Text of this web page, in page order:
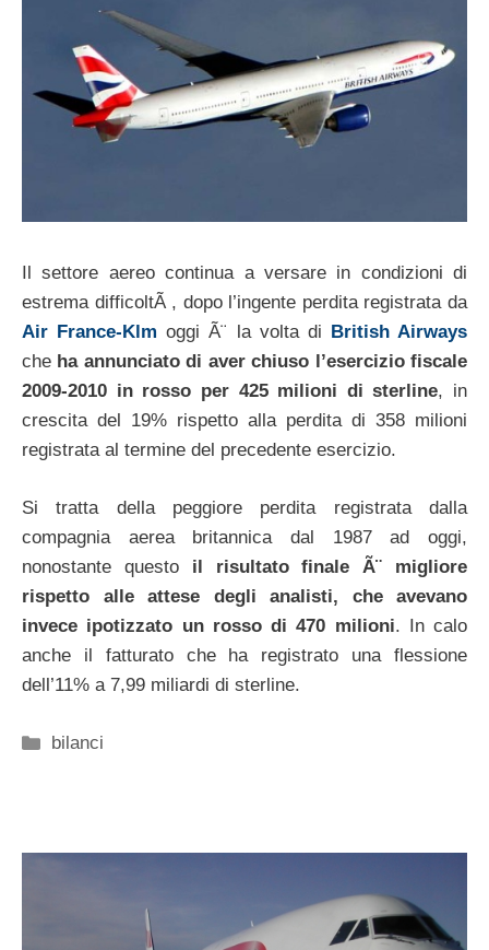
Il settore aereo continua a versare in condizioni di
estrema difficoltÃ , dopo l’ingente perdita registrata da
Air France-Klm oggi Ã¨ la volta di
British Airways
che ha annunciato di aver chiuso l’esercizio fiscale
2009-2010 in rosso per 425 milioni di sterline, in
crescita del 19% rispetto alla perdita di 358 milioni
registrata al termine del precedente esercizio.
Si tratta della peggiore perdita registrata dalla
compagnia aerea britannica dal 1987 ad oggi,
nonostante questo il risultato finale Ã¨ migliore
rispetto alle attese degli analisti, che avevano
invece ipotizzato un rosso di 470 milioni. In calo
anche il fatturato che ha registrato una flessione
dell’11% a 7,99 miliardi di sterline.
Categorie
bilanci